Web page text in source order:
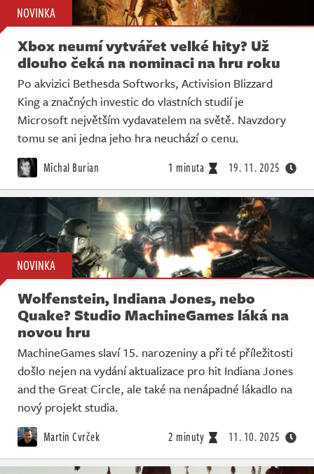
NOVINKA
Xbox neumí vytvářet velké hity? Už
dlouho čeká na nominaci na hru roku
Po akvizici Bethesda Softworks, Activision Blizzard
King a značných investic do vlastních studií je
Microsoft největším vydavatelem na světě. Navzdory
tomu se ani jedna jeho hra neuchází o cenu.
Michal Burian 1 minuta 19. 11. 2025
NOVINKA
Wolfenstein, Indiana Jones, nebo
Quake? Studio MachineGames láká na
novou hru
MachineGames slaví 15. narozeniny a při té příležitosti
došlo nejen na vydání aktualizace pro hit Indiana Jones
and the Great Circle, ale také na nenápadné lákadlo na
nový projekt studia.
Martin Cvrček 2 minuty 11. 10. 2025